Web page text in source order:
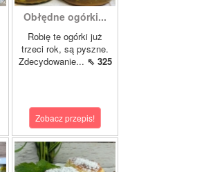
Obłędne ogórki...
Robię te ogórki już
trzeci rok, są pyszne.
Zdecydowanie... ⇖ 325
Zobacz przepis!